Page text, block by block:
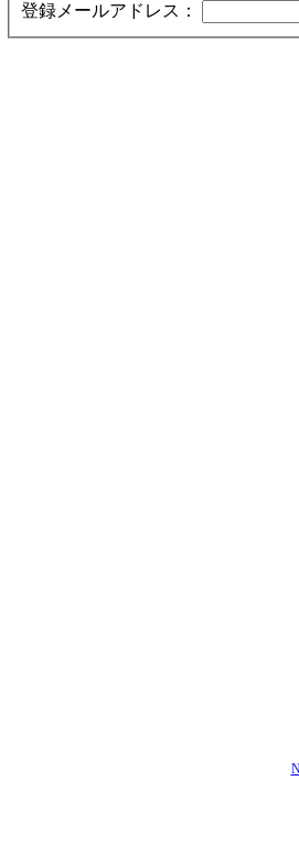
登録メールアドレス：